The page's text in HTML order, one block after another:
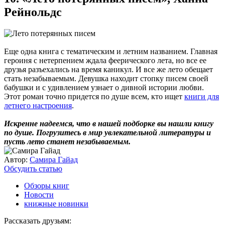
Рейнольдс
Еще одна книга с тематическим и летним названием. Главная
героиня с нетерпением ждала феерического лета, но все ее
друзья разъехались на время каникул. И все же лето обещает
стать незабываемым. Девушка находит стопку писем своей
бабушки и с удивлением узнает о дивной истории любви.
Этот роман точно придется по душе всем, кто ищет книги для
летнего настроения.
Искренне надеемся, что в нашей подборке вы нашли книгу
по душе. Погрузитесь в мир увлекательной литературы и
пусть лето станет незабываемым.
Автор: Самира Гайад
Обсудить статью
Обзоры книг
Новости
книжные новинки
Рассказать друзьям: